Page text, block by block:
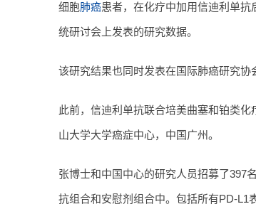
细胞肺癌患者，在化疗中加用信迪利单
统研讨会上发表的研究数据。
该研究结果也同时发表在国际肺癌研究协
此前，信迪利单抗联合培美曲塞和铂类
山大学大学癌症中心，中国广州。
张博士和中国中心的研究人员招募了397
抗组合和安慰剂组合中。包括所有PD-L1